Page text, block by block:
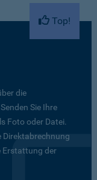
Top!
die
Sie Ihre
Foto oder Datei.
Direktabrechnung
Erstattung der